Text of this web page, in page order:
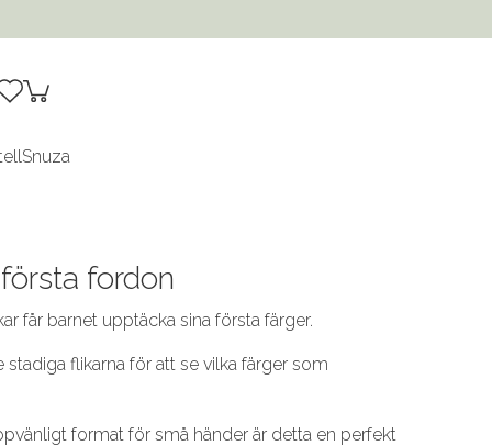
Snuza
fordon
får barnet upptäcka sina första färger.
flikarna för att se vilka färger som
format för små händer är detta en perfekt